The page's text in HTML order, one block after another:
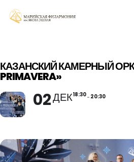
КАЗАНСКИЙ КАМЕРНЫЙ
PRIMAVERA»
02ДЕК18:30 20:30